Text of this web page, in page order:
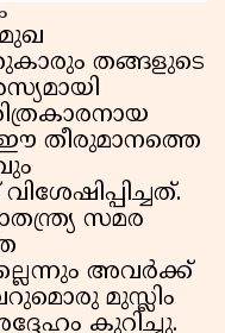
തങ്ങളുടെ
തീരുമാനത്തെ
സമര
അവർക്ക്
മുസ്ലിം
കുറിച്ചു.